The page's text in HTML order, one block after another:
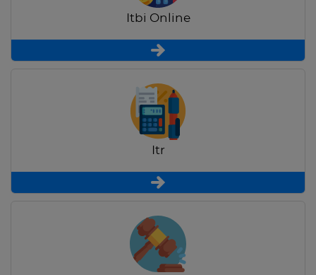
Itbi Online
Itr